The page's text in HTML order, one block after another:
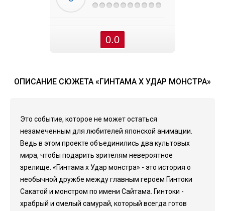
0.0
ОПИСАНИЕ СЮЖЕТА «ГИНТАМА X УДАР МОНСТРА»
Это событие, которое не может остаться
незамеченным для любителей японской анимации.
Ведь в этом проекте объединились два культовых
мира, чтобы подарить зрителям невероятное
зрелище. «Гинтама x Удар монстра» - это история о
необычной дружбе между главным героем Гинтоки
Сакатой и монстром по имени Сайтама. Гинтоки -
храбрый и смелый самурай, который всегда готов